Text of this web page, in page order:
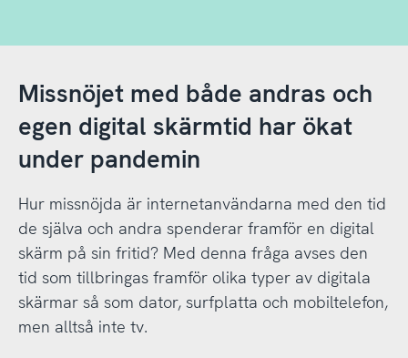
Missnöjet med både andras och
egen digital skärmtid har ökat
under pandemin
Hur missnöjda är internetanvändarna med den tid
de själva och andra spenderar framför en digital
skärm på sin fritid? Med denna fråga avses den
tid som tillbringas framför olika typer av digitala
skärmar så som dator, surfplatta och mobiltelefon,
men alltså inte tv.